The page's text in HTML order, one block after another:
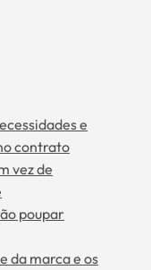
e
contrato
vez de
poupar
da marca e os